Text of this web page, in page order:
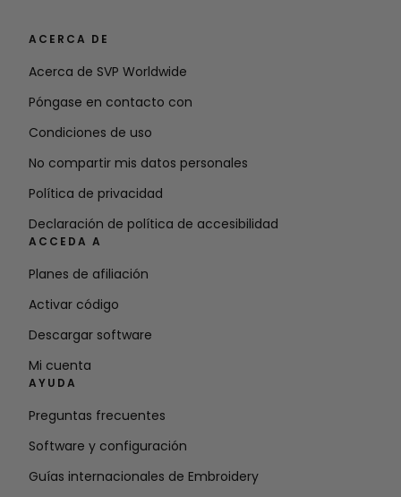
ACERCA DE
Acerca de SVP Worldwide
Póngase en contacto con
Condiciones de uso
No compartir mis datos personales
Política de privacidad
Declaración de política de accesibilidad
ACCEDA A
Planes de afiliación
Activar código
Descargar software
Mi cuenta
AYUDA
Preguntas frecuentes
Software y configuración
Guías internacionales de Embroidery